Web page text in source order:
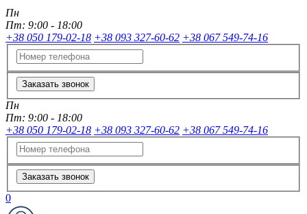
Пн
Пт: 9:00 - 18:00
+38 050 179-02-18 +38 093 327-60-62 +38 067 549-74-16
Заказать звонок
Пн
Пт: 9:00 - 18:00
+38 050 179-02-18 +38 093 327-60-62 +38 067 549-74-16
Заказать звонок
0